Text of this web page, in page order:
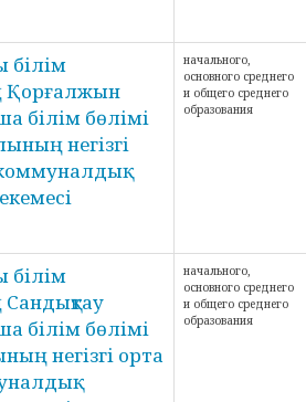
білім
Қорғалжын
білім бөлімі
негізгі
начального,
основного среднего
и общего среднего
образования
білім
білім бөлімі
негізгі орта
начального,
основного среднего
и общего среднего
образования